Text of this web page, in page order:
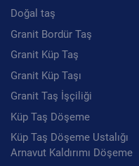
Doğal taş
Granit Bordür Taş
Granit Küp Taş
Granit Küp Taşı
Granit Taş İşçiliği
Küp Taş Döşeme
Küp Taş Döşeme Ustalığı
Arnavut Kaldırımı Döşeme